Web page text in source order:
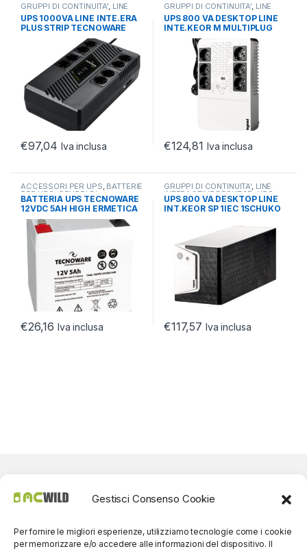
Gestisci Consenso Cookie
Per fornire le migliori esperienze, utilizziamo tecnologie come i cookie
per memorizzare e/o accedere alle informazioni del dispositivo. Il
GRUPPI DI CONTINUITA' LINE
INTERACTIVE DESKTOP,UPS
DESKTOP
UPS 1000VA LINE INTE.ERA
PLUS STRIP TECNOWARE
€97,04 Iva inclusa
GRUPPI DI CONTINUITA' LINE
INTERACTIVE DESKTOP, UPS
DESKTOP
UPS 800 VA DESKTOP LINE
INTE.KEOR M MULTIPLUG
6*SCHUKO AVR LEGRAND
€124,81 Iva inclusa
ACCESSORI PER UPS, BATTERIE
PER UPS, GRUPPI DI
CONTINUITA'
BATTERIA UPS TECNOWARE
12VDC 5AH HIGH ERMETICA
AL PIOMBO BULK
€26,16 Iva inclusa
GRUPPI DI CONTINUITA', LINE
INTERACTIVE DESKTOP,UPS
DESKTOP
UPS 800 VA DESKTOP LINE
INT.KEOR SP 1IEC 1SCHUKO
€117,57 Iva inclusa